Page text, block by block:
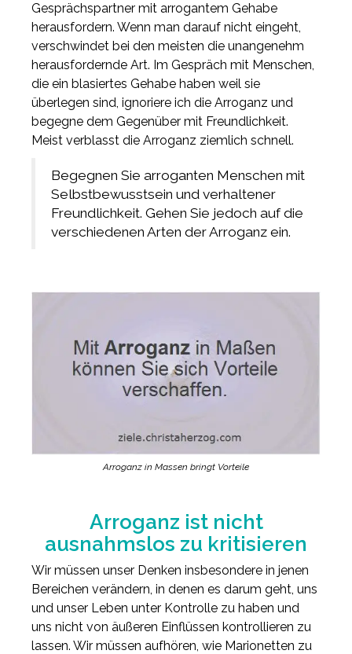
Gesprächspartner mit arrogantem Gehabe
herausfordern. Wenn man darauf nicht eingeht,
verschwindet bei den meisten die unangenehm
herausfordernde Art. Im Gespräch mit Menschen,
die ein blasiertes Gehabe haben weil sie
überlegen sind, ignoriere ich die Arroganz und
begegne dem Gegenüber mit Freundlichkeit.
Meist verblasst die Arroganz ziemlich schnell.
Begegnen Sie arroganten Menschen mit
Selbstbewusstsein und verhaltener
Freundlichkeit. Gehen Sie jedoch auf die
verschiedenen Arten der Arroganz ein.
Arroganz in Massen bringt Vorteile
Arroganz ist nicht
ausnahmslos zu kritisieren
Wir müssen unser Denken insbesondere in jenen
Bereichen verändern, in denen es darum geht, uns
und unser Leben unter Kontrolle zu haben und
uns nicht von äußeren Einflüssen kontrollieren zu
lassen. Wir müssen aufhören, wie Marionetten zu